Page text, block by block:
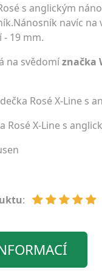
s anglickým
navíc
- 19 mm.
na svědomíznačka
Rosé X-Line s
Rosé X-Line s
: